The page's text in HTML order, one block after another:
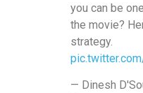
you can be
the movie?
strategy.
— Dinesh